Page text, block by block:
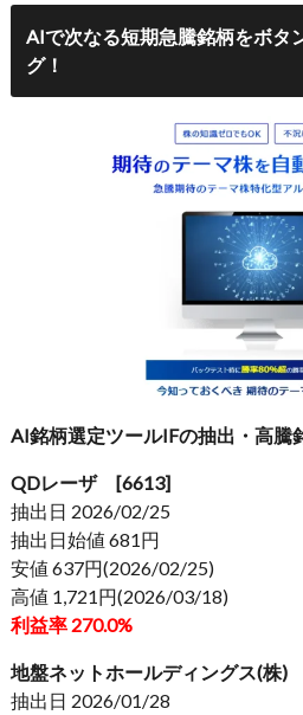
AIで次なる短期急騰銘柄をボタ
グ！
AI銘柄選定ツールIFの抽出・高騰
QDレーザ [6613]
抽出日 2026/02/25
抽出日始値 681円
安値 637円(2026/02/25)
高値 1,721円(2026/03/18)
利益率 270.0%
地盤ネットホールディングス(株
抽出日 2026/01/28